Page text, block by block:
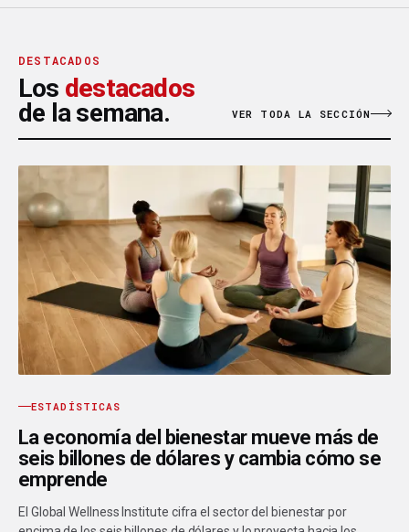
DESTACADOS
Los destacados
de la semana.
VER TODA LA SECCIÓN
ESTADÍSTICAS
La economía del bienestar mueve más de
seis billones de dólares y cambia cómo se
emprende
El Global Wellness Institute cifra el sector del bienestar por